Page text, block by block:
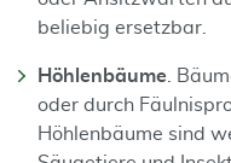
beliebig ersetzbar.
Höhlenbäume .
oder durch
Höhlenbäume sind